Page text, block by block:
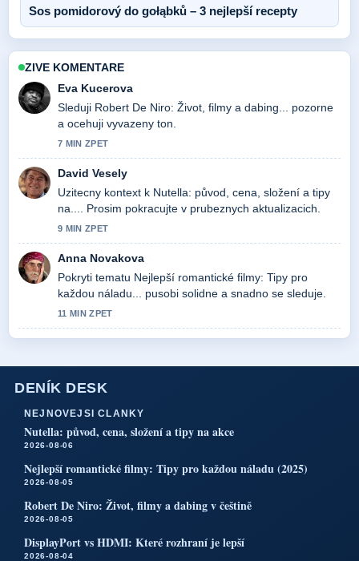
Sos pomidorový do gołąbků – 3 nejlepší recepty
ZIVE KOMENTARE
Eva Kucerova
Sleduji Robert De Niro: Život, filmy a dabing... pozorne
a ocehuji vyvazeny ton.
7 MIN ZPET
David Vesely
Uzitecny kontext k Nutella: původ, cena, složení a tipy
na.... Prosim pokracujte v prubeznych aktualizacich.
9 MIN ZPET
Anna Novakova
Pokryti tematu Nejlepší romantické filmy: Tipy pro
každou náladu... pusobi solidne a snadno se sleduje.
11 MIN ZPET
DENÍK DESK
NEJNOVEJSI CLANKY
Nutella: původ, cena, složení a tipy na akce
2026-08-06
Nejlepší romantické filmy: Tipy pro každou náladu (2025)
2026-08-05
Robert De Niro: Život, filmy a dabing v češtině
2026-08-05
DisplayPort vs HDMI: Které rozhraní je lepší
2026-08-04